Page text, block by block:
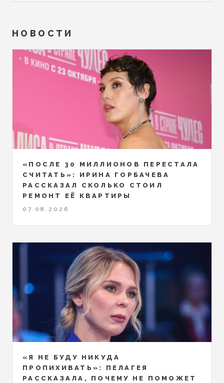
НОВОСТИ
«ПОСЛЕ 30 МИЛЛИОНОВ ПЕРЕСТАЛА
СЧИТАТЬ»: ИРИНА ГОРБАЧЕВА
РАССКАЗАЛ СКОЛЬКО СТОИЛ
РЕМОНТ ЕЁ КВАРТИРЫ
07.08.2026
«Я НЕ БУДУ НИКУДА
ПРОПИХИВАТЬ»: ПЕЛАГЕЯ
РАССКАЗАЛА, ПОЧЕМУ НЕ ПОМОЖЕТ